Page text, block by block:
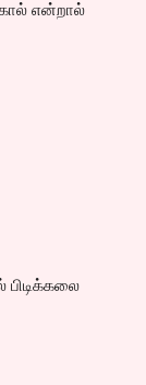
என்றால்
பிடிக்கலை